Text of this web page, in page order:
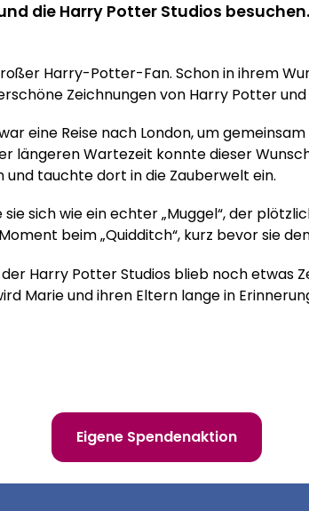
die Harry Potter Studios besuchen.
Harry-Potter-Fan. Schon in ihrem
Zeichnungen von Harry Potter
eine Reise nach London, um
längeren Wartezeit konnte dieser
und tauchte dort in die Zauberwelt ein.
sie sich wie ein echter „Muggel“, der
beim „Quidditch“, kurz bevor sie
Harry Potter Studios blieb noch etwas
Marie und ihren Eltern lange in
Eigene Spendenaktion